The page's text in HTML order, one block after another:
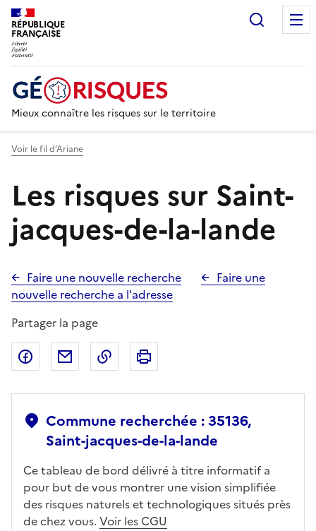
RÉPUBLIQUE
FRANÇAISE
Mieux connaître les risques sur le territoire
Voir le fil d’Ariane
Les risques sur Saint-
jacques-de-la-lande
Faire une nouvelle recherche
Faire une
nouvelle recherche a l'adresse
Partager la page
Partager sur Facebook
Partager par emailCopier dans le presse-papier
Commune recherchée : 35136,
Saint-jacques-de-la-lande
Ce tableau de bord délivré à titre informatif a
pour but de vous montrer une vision simplifiée
des risques naturels et technologiques situés près
de chez vous. Voir les CGU